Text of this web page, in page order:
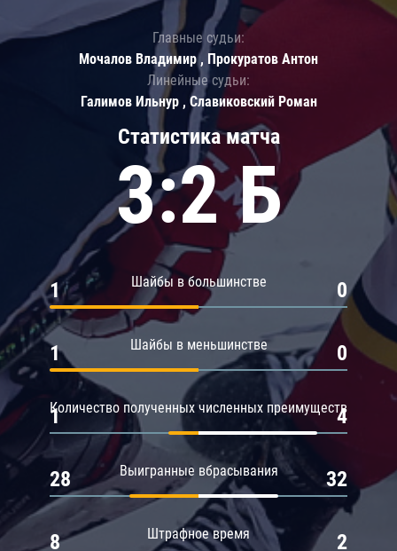
Статистика матча
3:2 Б
Шайбы в большинстве
1 0
Шайбы в меньшинстве
1 0
Количество полученных численных преимуществ
1 4
Выигранные вбрасывания
28 32
Штрафное время
8 2
Главные судьи:
Мочалов Владимир , Прокуратов Антон
Линейные судьи:
Галимов Ильнур , Славиковский Роман